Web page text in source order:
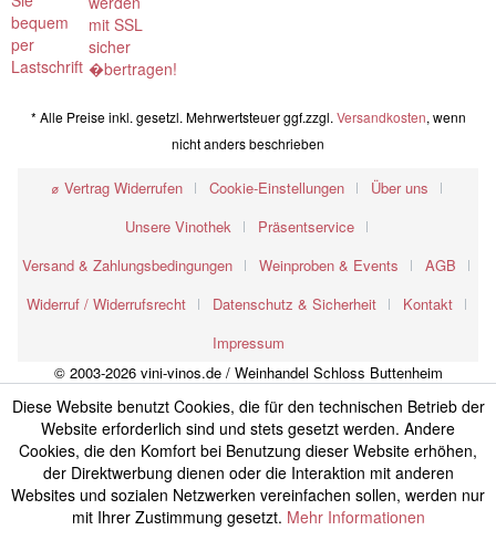
* Alle Preise inkl. gesetzl. Mehrwertsteuer ggf.zzgl. Versandkosten, wenn
nicht anders beschrieben
⌀ Vertrag Widerrufen Cookie-Einstellungen
Über uns
Unsere Vinothek
Präsentservice
Versand & Zahlungsbedingungen
Weinproben & Events
AGB
Widerruf / Widerrufsrecht
Datenschutz & Sicherheit
Kontakt
Impressum
© 2003-2026 vini-vinos.de / Weinhandel Schloss Buttenheim
Diese Website benutzt Cookies, die für den technischen Betrieb der
Website erforderlich sind und stets gesetzt werden. Andere
Cookies, die den Komfort bei Benutzung dieser Website erhöhen,
der Direktwerbung dienen oder die Interaktion mit anderen
Websites und sozialen Netzwerken vereinfachen sollen, werden nur
mit Ihrer Zustimmung gesetzt. Mehr Informationen